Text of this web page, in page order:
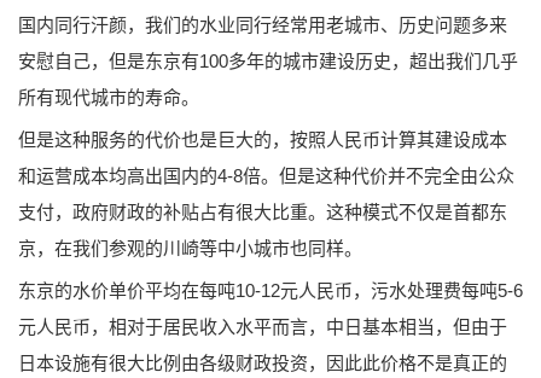
国内同行汗颜，我们的水业同行经常用老城市、历史问题多来
安慰自己，但是东京有100多年的城市建设历史，超出我们几乎
所有现代城市的寿命。
但是这种服务的代价也是巨大的，按照人民币计算其建设成本
和运营成本均高出国内的4-8倍。但是这种代价并不完全由公众
支付，政府财政的补贴占有很大比重。这种模式不仅是首都东
京，在我们参观的川崎等中小城市也同样。
东京的水价单价平均在每吨10-12元人民币，污水处理费每吨5-6
元人民币，相对于居民收入水平而言，中日基本相当，但由于
日本设施有很大比例由各级财政投资，因此此价格不是真正的